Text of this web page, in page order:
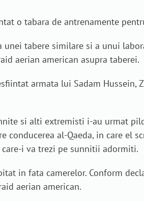
o tabara de antrenamente
unei tabere similare si a unui
aerian american asupra taberei.
armata lui Sadam
si alti extremisti i-au urmat
al-Qaeda, in care el
i va trezi pe sunnitii adormiti.
in fata camerelor. Conform
aerian american.